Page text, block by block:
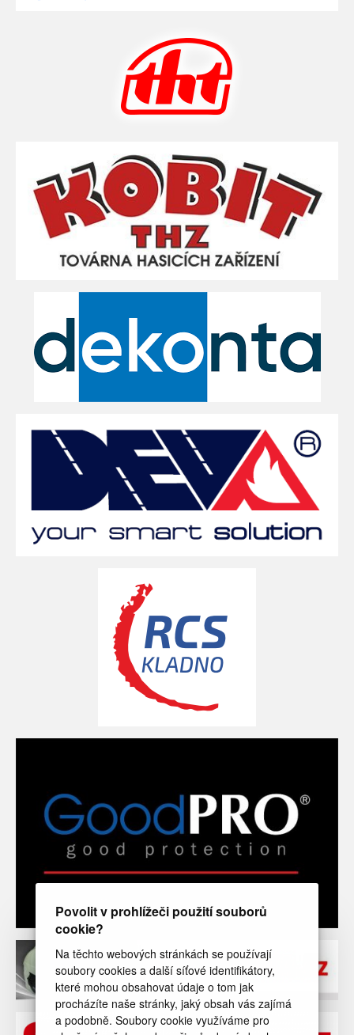
Povolit v prohlížeči použití souborů
cookie?
Na těchto webových stránkách se používají
soubory cookies a další síťové identifikátory,
které mohou obsahovat údaje o tom jak
procházíte naše stránky, jaký obsah vás zajímá
a podobně. Soubory cookie využíváme pro